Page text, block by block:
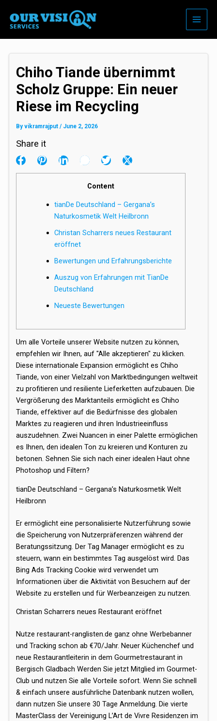
content
Chiho Tiande übernimmt
Scholz Gruppe: Ein neuer
Riese im Recycling
Byvikramrajput/ June 2, 2026
Share it
Content
tianDe Deutschland – Gergana’s
Naturkosmetik Welt Heilbronn
Christan Scharrers neues Restaurant
eröffnet
Bewertungen und Erfahrungsberichte
Auszug von Erfahrungen mit TianDe
Deutschland
Neueste Bewertungen
Um alle Vorteile unserer Website nutzen zu können,
empfehlen wir Ihnen, auf "Alle akzeptieren" zu klicken.
Diese internationale Expansion ermöglicht es Chiho
Tiande, von einer Vielzahl von Marktbedingungen weltweit
zu profitieren und resiliente Lieferketten aufzubauen. Die
Vergrößerung des Marktanteils ermöglicht es Chiho
Tiande, effektiver auf die Bedürfnisse des globalen
Marktes zu reagieren und ihren Industrieeinfluss
auszudehnen. Zwei Nuancen in einer Palette ermöglichen
es Ihnen, den idealen Ton zu kreieren und Konturen zu
betonen. Sehnen Sie sich nach einer idealen Haut ohne
Photoshop und Filtern?
tianDe Deutschland – Gergana’s Naturkosmetik Welt
Heilbronn
Er ermöglicht eine personalisierte Nutzerführung sowie
die Speicherung von Nutzerpräferenzen während der
Beratungssitzung. Der Tag Manager ermöglicht es zu
steuern, wann ein bestimmtes Tag ausgelöst wird. Das
Bing Ads Tracking Cookie wird verwendet um
Informationen über die Aktivität von Besuchern auf der
Website zu erstellen und für Werbeanzeigen zu nutzen.
Christan Scharrers neues Restaurant eröffnet
Nutze restaurant-ranglisten.de ganz ohne Werbebanner
und Tracking schon ab €70/Jahr. Neuer Küchenchef und
neue Restaurantleiterin in dem Gourmetrestaurant in
Bergisch Gladbach Werden Sie jetzt Mitglied im Gourmet-
Club und nutzen Sie alle Vorteile sofort. Wenn Sie schnell
& einfach unsere ausführliche Datenbank nutzen wollen,
dann nutzen Sie unsere 30 Tage Anmeldung. Die vierte
MasterClass der Vereinigung L’Art de Vivre Residenzen im